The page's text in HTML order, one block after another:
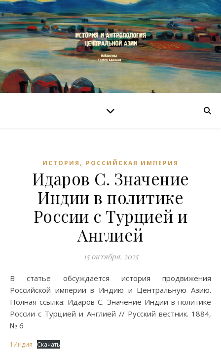
ИСТОРИЯ , РОССИЙСКАЯ ИМПЕРИЯ
Идаров С. Значение
Индии в политике
России с Турцией и
Англией
15 октября, 2025
В статье обсуждается история продвижения
Российской империи в Индию и Центральную Азию.
Полная ссылка: Идаров С. Значение Индии в политике
России с Турцией и Англией // Русский вестник. 1884,
№ 6
1Индия Скачать